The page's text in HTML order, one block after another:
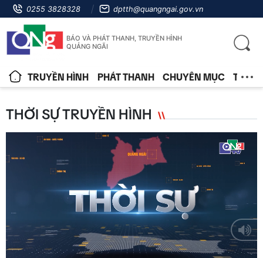
0255 3828328 dptth@quangngai.gov.vn
BÁO VÀ PHÁT THANH, TRUYỀN HÌNH
QUẢNG NGÃI
TRUYỀN HÌNH PHÁT THANH CHUYÊN MỤC TIN
THỜI SỰ TRUYỀN HÌNH